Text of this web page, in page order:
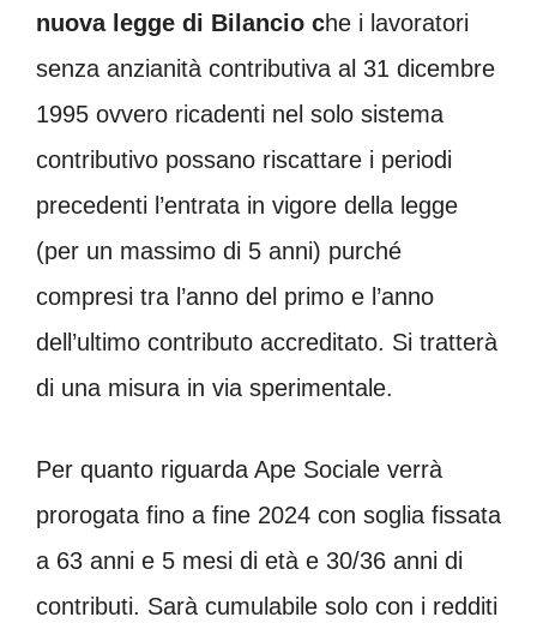
nuova legge di Bilancio che i lavoratori
senza anzianità contributiva al 31 dicembre
1995 ovvero ricadenti nel solo sistema
contributivo possano riscattare i periodi
precedenti l’entrata in vigore della legge
(per un massimo di 5 anni) purché
compresi tra l’anno del primo e l’anno
dell’ultimo contributo accreditato. Si tratterà
di una misura in via sperimentale.
Per quanto riguarda Ape Sociale verrà
prorogata fino a fine 2024 con soglia fissata
a 63 anni e 5 mesi di età e 30/36 anni di
contributi. Sarà cumulabile solo con i redditi